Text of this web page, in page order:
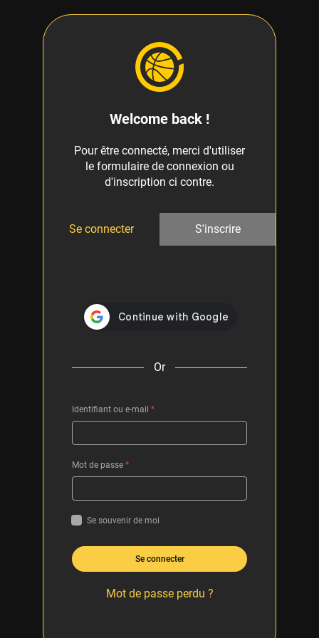
Welcome back !
Pour être connecté, merci d'utiliser
le formulaire de connexion ou
d'inscription ci contre.
Se connecter S'inscrire
Or
Identifiant ou e-mail *
Mot de passe *
Se souvenir de moi
Se connecter
Mot de passe perdu ?